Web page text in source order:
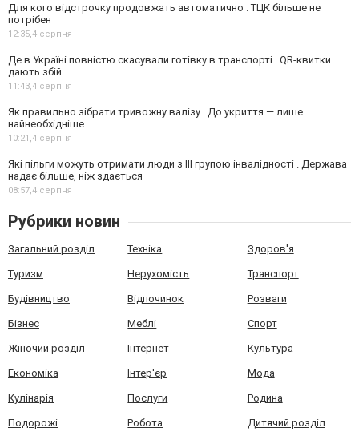
Для кого відстрочку продовжать автоматично . ТЦК більше не
потрібен
12:35, 4 серпня
Де в Україні повністю скасували готівку в транспорті . QR-квитки
дають збій
11:43, 4 серпня
Як правильно зібрати тривожну валізу . До укриття — лише
найнеобхідніше
10:21, 4 серпня
Які пільги можуть отримати люди з III групою інвалідності . Держава
надає більше, ніж здається
08:57, 4 серпня
Рубрики новин
Загальний розділ Техніка Здоров'я
Туризм Нерухомість Транспорт
Будівництво Відпочинок Розваги
Бізнес Меблі Спорт
Жіночий розділ Інтернет Культура
Економіка Інтер'єр Мода
Кулінарія Послуги Родина
Подорожі Робота Дитячий розділ